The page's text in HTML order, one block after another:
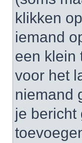
klikken
iemand
een klein
voor het
niemand
je bericht